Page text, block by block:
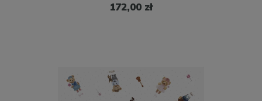
172,00 zł